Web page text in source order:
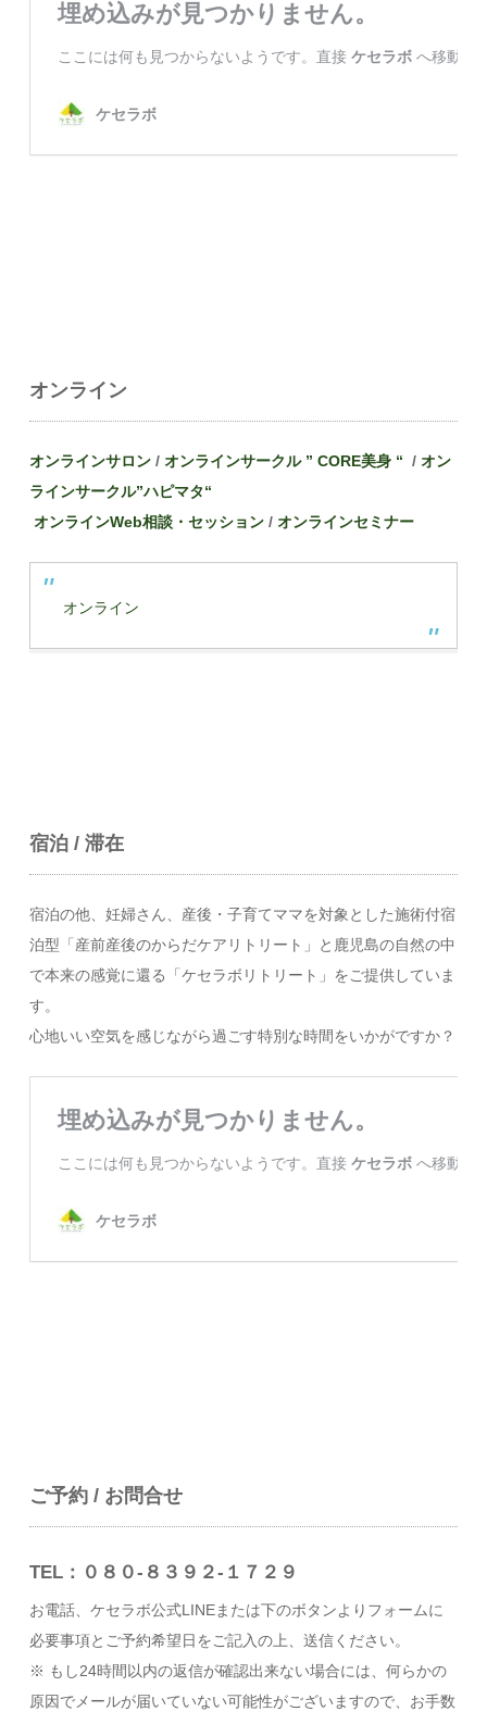
オンライン
オンラインサロン /オンラインサークル ” CORE美身 “ /オン
ラインサークル”ハピマタ“
オンラインWeb相談・セッション /オンラインセミナー
オンライン
宿泊 / 滞在
宿泊の他、妊婦さん、産後・子育てママを対象とした施術付宿
泊型「産前産後のからだケアリトリート」と鹿児島の自然の中
で本来の感覚に還る「ケセラボリトリート」をご提供していま
す。
心地いい空気を感じながら過ごす特別な時間をいかがですか？
ご予約 / お問合せ
TEL：０８０-８３９２-１７２９
お電話、ケセラボ公式LINEまたは下のボタンよりフォームに
必要事項とご予約希望日をご記入の上、送信ください。
※ もし24時間以内の返信が確認出来ない場合には、何らかの
原因でメールが届いていない可能性がございますので、お手数